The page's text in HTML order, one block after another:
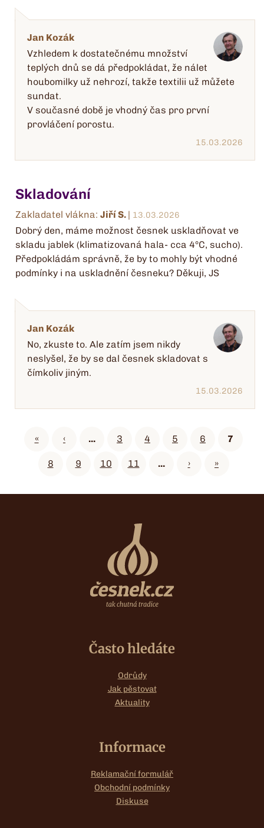
Jan Kozák
Vzhledem k dostatečnému množství
teplých dnů se dá předpokládat, že nálet
houbomilky už nehrozí, takže textilii už můžete
sundat.
V současné době je vhodný čas pro první
provláčení porostu.
15.03.2026
Skladování
Zakladatel vlákna: Jiří S. | 13.03.2026
Dobrý den, máme možnost česnek uskladňovat ve
skladu jablek (klimatizovaná hala- cca 4°C, sucho).
Předpokládám správně, že by to mohly být vhodné
podmínky i na uskladnění česneku? Děkuji, JS
Jan Kozák
No, zkuste to. Ale zatím jsem nikdy
neslyšel, že by se dal česnek skladovat s
čímkoliv jiným.
15.03.2026
« ‹ ... 3 4 5 6 7
8 9 10 11 ... › »
Často hledáte
Odrůdy
Jak pěstovat
Aktuality
Informace
Reklamační formulář
Obchodní podmínky
Diskuse